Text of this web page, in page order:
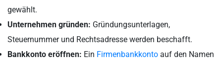
gewählt.
Unternehmen gründen: Gründungsunterlagen,
Steuernummer und Rechtsadresse werden beschafft.
Bankkonto eröffnen: Ein Firmenbankkonto auf den Namen